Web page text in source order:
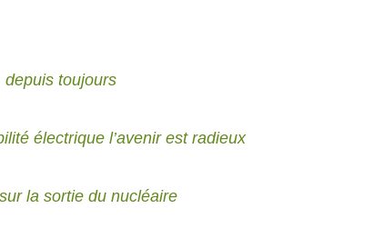
toujours
électrique l’avenir est radieux
la sortie du nucléaire